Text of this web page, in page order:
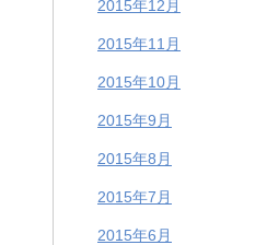
2015年12月
2015年11月
2015年10月
2015年9月
2015年8月
2015年7月
2015年6月